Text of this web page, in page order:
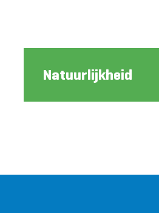
Natuurlijkheid